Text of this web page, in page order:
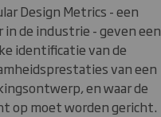
Design Metrics - een
in de industrie - geven een
identificatie van de
van een
en waar de
op moet worden gericht.